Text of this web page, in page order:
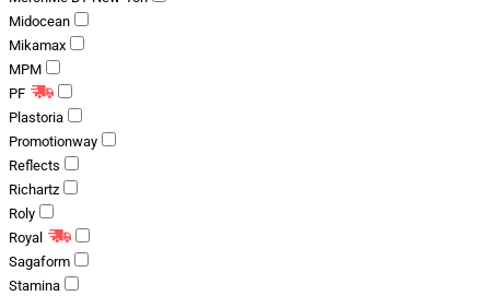
Midocean
Mikamax
MPM
PF
Plastoria
Promotionway
Reflects
Richartz
Roly
Royal
Sagaform
Stamina